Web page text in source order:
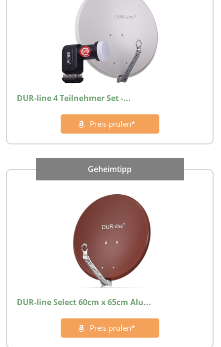
DUR-line 4 Teilnehmer Set -...
Preis prüfen*
DUR-line Select 60cm x 65cm Alu...
Preis prüfen*